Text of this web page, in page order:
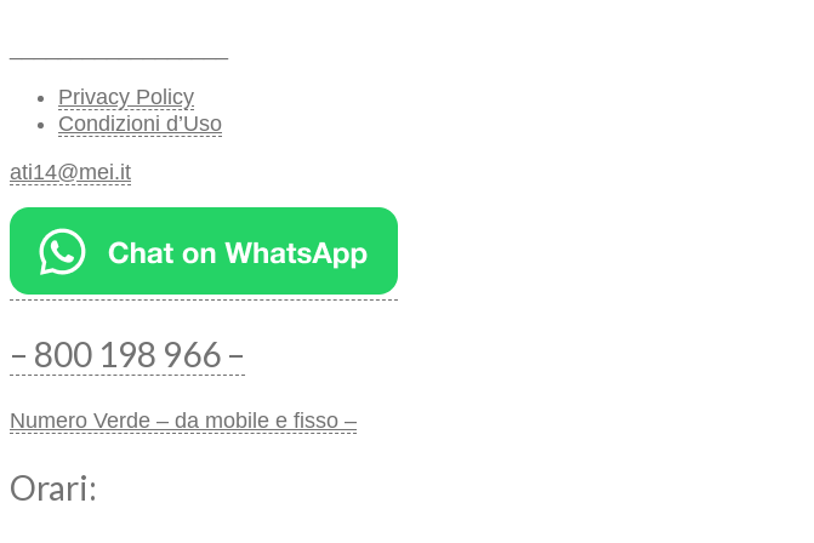
Privacy Policy
Condizioni d’Uso
ati14@mei.it
– 800 198 966 –
Numero Verde – da mobile e fisso –
Orari: